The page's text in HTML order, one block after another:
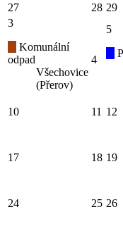
27
28 29
3
Komunální
odpad
Všechovice
(Přerov)
4
5
10 11 12
17 18 19
24 25 26